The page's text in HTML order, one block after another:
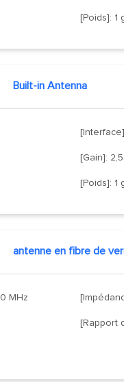
[Poids]: 1
Built-in Antenna
[Gain]:
[Poids]: 1
antenne en fibre de
MHz
[Rapport